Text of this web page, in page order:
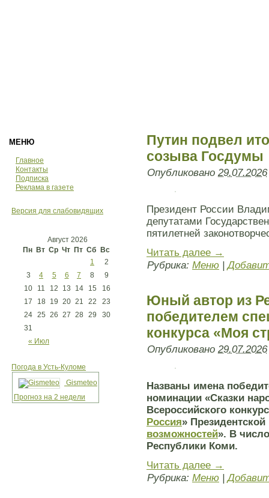
МЕНЮ
Главное
Контакты
Подписка
Реклама в газете
Версия для слабовидящих
Август 2026
Пн Вт Ср Чт Пт Сб Вс
« Июл
1
2
3
4 5 6 7 8
9
10
11 12 13 14 15
16
17
18 19 20 21 22
23
24 25 26 27 28 29
30
31
Погода в Усть-Куломе
Gismeteo
Прогноз на 2 недели
Путин подвел
созыва Госдумы
Опубликовано 29.07.2026
Президент России
депутатами
пятилетней
Читать далее →
Рубрика: Меню |
Юный автор из
победителем
конкурса «Моя
Опубликовано 29.07.2026
Названы имена
номинации «Сказки
Всероссийского
Россия»
возможностей». В
Республики Коми.
Читать далее →
Рубрика: Меню |